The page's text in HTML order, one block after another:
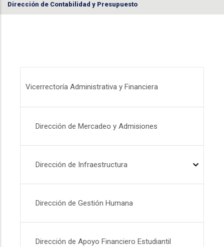
Dirección de Contabilidad y Presupuesto
Vicerrectoría Administrativa y Financiera
Dirección de Mercadeo y Admisiones
Dirección de Infraestructura
Dirección de Gestión Humana
Dirección de Apoyo Financiero Estudiantil